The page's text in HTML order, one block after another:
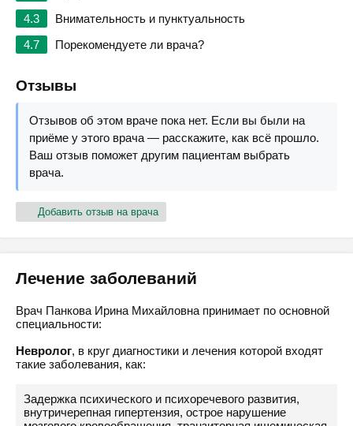
4.3
Внимательность и пунктуальность
4.7
Порекомендуете ли врача?
Отзывы
Отзывов об этом враче пока нет. Если вы были на
приёме у этого врача — расскажите, как всё прошло.
Ваш отзыв поможет другим пациентам выбрать
врача.
Добавить отзыв на врача
Лечение заболеваний
Врач Панкова Ирина Михайловна принимает по основной
специальности:
Невролог, в круг диагностики и лечения которой входят
такие заболевания, как:
Задержка психического и психоречевого развития,
внутричерепная гипертензия, острое нарушение